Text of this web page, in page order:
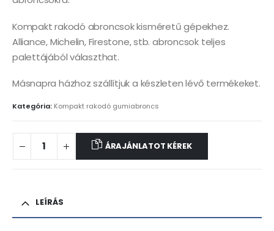
Kompakt rakodó abroncsok kisméretű gépekhez.
Alliance, Michelin, Firestone, stb. abroncsok teljes
palettájából választhat.
Másnapra házhoz szállítjuk a készleten lévő termékeket.
Kategória: Kompakt rakodó gumiabroncs
ÁRAJÁNLATOT KÉREK
LEÍRÁS